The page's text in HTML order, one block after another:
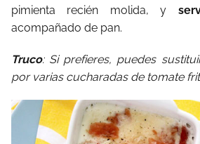
pimienta recién molida, y
acompañado de pan.
Truco: Si prefieres, puedes
por varias cucharadas de tomate